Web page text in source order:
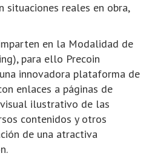
situaciones reales en obra,
en la Modalidad de
para ello Precoin
innovadora plataforma de
enlaces a páginas de
ilustrativo de las
contenidos y otros
de una atractiva